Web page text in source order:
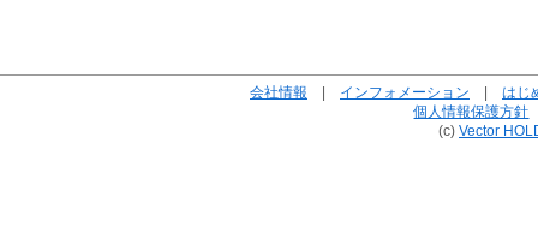
会社情報 インフォメーション
はじ
個人情報保護方針
(c) Vector